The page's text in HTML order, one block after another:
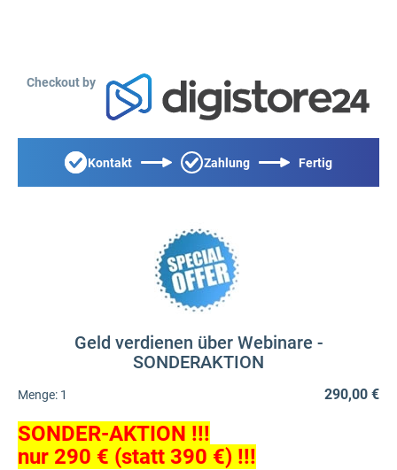
Checkout by
Kontakt Zahlung Fertig
Geld verdienen über Webinare -
SONDERAKTION
Menge: 1 290,00 €
SONDER-AKTION !!!
nur 290 € (statt 390 €) !!!